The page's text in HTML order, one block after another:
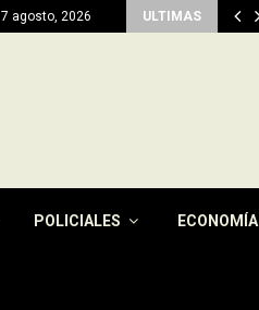
7 agosto, 2026 ULTIMAS
POLICIALES ECONOMÍA